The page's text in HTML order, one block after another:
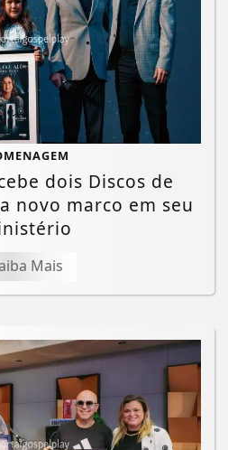
dois Discos de
novo marco em seu
Mais